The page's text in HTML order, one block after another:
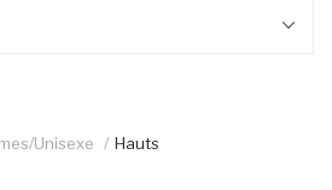
Unisexe Hauts